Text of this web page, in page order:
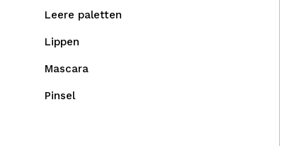
Leere paletten
Lippen
Mascara
Pinsel